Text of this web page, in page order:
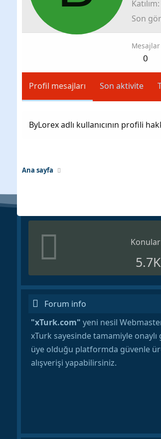
Katılım
Son
Mesajlar
0
Profil mesajları Son aktivite
ByLorex adlı kullanıcının profili
Ana sayfa
Konular
5.7K
Forum info
"xTurk.com" yeni nesil
xTurk sayesinde tamamiyle
üye olduğu platformda güvenle
alışverişi yapabilirsiniz.